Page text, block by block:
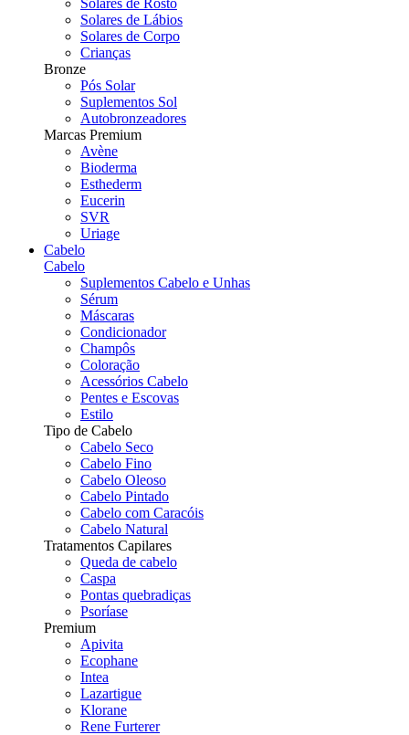
Solares de Rosto
Solares de Lábios
Solares de Corpo
Crianças
Bronze
Pós Solar
Suplementos Sol
Autobronzeadores
Marcas Premium
Avène
Bioderma
Esthederm
Eucerin
SVR
Uriage
Cabelo
Cabelo
Suplementos Cabelo e Unhas
Sérum
Máscaras
Condicionador
Champôs
Coloração
Acessórios Cabelo
Pentes e Escovas
Estilo
Tipo de Cabelo
Cabelo Seco
Cabelo Fino
Cabelo Oleoso
Cabelo Pintado
Cabelo com Caracóis
Cabelo Natural
Tratamentos Capilares
Queda de cabelo
Caspa
Pontas quebradiças
Psoríase
Premium
Apivita
Ecophane
Intea
Lazartigue
Klorane
Rene Furterer